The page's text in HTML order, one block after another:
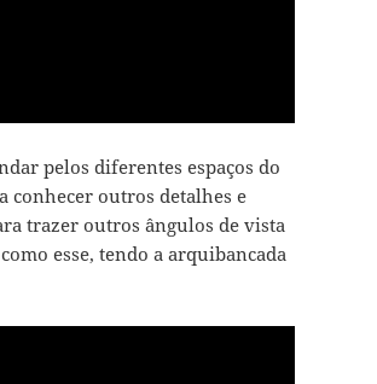
pelos diferentes espaços do
conhecer outros detalhes e
trazer outros ângulos de vista
esse, tendo a arquibancada